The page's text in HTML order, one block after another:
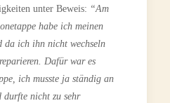
unter Beweis: “Am
habe ich meinen
da ich ihn nicht wechseln
Dafür war es
ich musste ja ständig an
durfte nicht zu sehr